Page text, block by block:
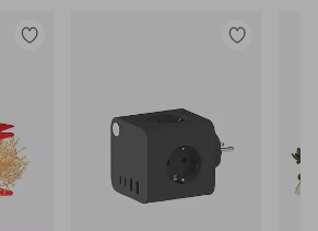
Lisää
Lisää